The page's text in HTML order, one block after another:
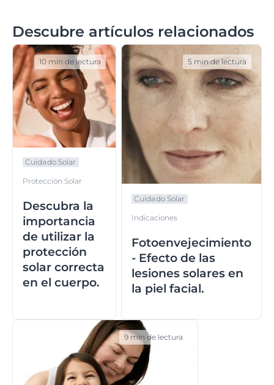
Descubre artículos relacionados
Cuidado Solar
Protección Solar
Descubra la
importancia
de utilizar la
protección
solar correcta
en el cuerpo.
10 min de lectura
Cuidado Solar
Indicaciones
Fotoenvejecimiento
- Efecto de las
lesiones solares en
la piel facial.
5 min de lectura
9 min de lectura